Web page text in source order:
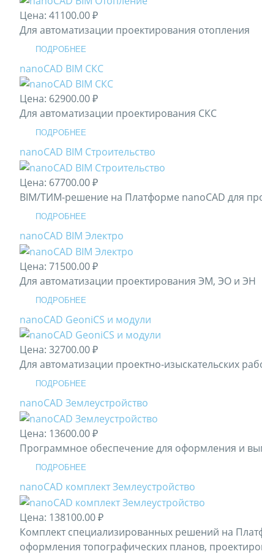
Цена: 41100.00 ₽
Для автоматизации проектирования отопления
ПОДРОБНЕЕ
nanoCAD BIM СКС
Цена: 62900.00 ₽
Для автоматизации проектирования СКС
ПОДРОБНЕЕ
nanoCAD BIM Строительство
Цена: 67700.00 ₽
BIM/ТИМ-решение на Платформе nanoCAD для
ПОДРОБНЕЕ
nanoCAD BIM Электро
Цена: 71500.00 ₽
Для автоматизации проектирования ЭМ, ЭО и ЭН
ПОДРОБНЕЕ
nanoCAD GeoniCS и модули
Цена: 32700.00 ₽
Для автоматизации проектно-изыскательских
ПОДРОБНЕЕ
nanoCAD Землеустройство
Цена: 13600.00 ₽
Программное обеспечение для оформления и
ПОДРОБНЕЕ
nanoCAD комплект Землеустройство
Цена: 138100.00 ₽
Комплект специализированных решений на
оформления топографических планов,